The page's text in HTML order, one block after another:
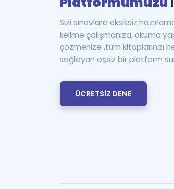
Sizi sınavlara eksiksiz
kelime çalışmanıza, okuma
çözmenize ,tüm kitaplarınızı
sağlayan eşsiz bir platform
ÜCRETSİZ DENE